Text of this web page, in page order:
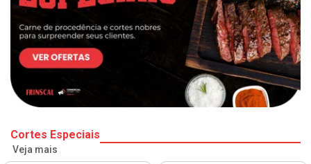
Cortes Especiais
Veja mais